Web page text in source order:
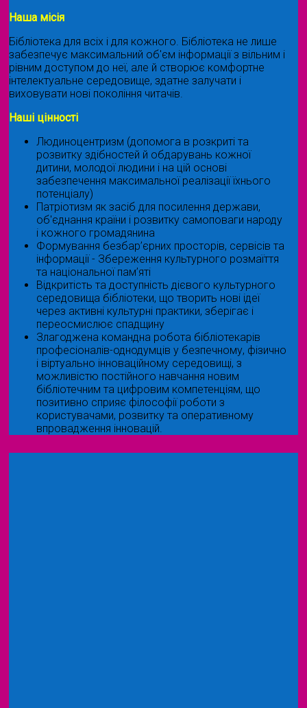
Наша місія
Бібліотека для всіх і для кожного. Бібліотека не лише
забезпечує максимальний об'єм інформації з вільним і
рівним доступом до неї, але й створює комфортне
інтелектуальне середовище, здатне залучати і
виховувати нові покоління читачів.
Наші цінності
Людиноцентризм (допомога в розкриті та
розвитку здібностей й обдарувань кожної
дитини, молодої людини і на цій основі
забезпечення максимальної реалізації їхнього
потенціалу)
Патріотизм як засіб для посилення держави,
об'єднання країни і розвитку самоповаги народу
і кожного громадянина
Формування безбар’єрних просторів, сервісів та
інформації - Збереження культурного розмаїття
та національної пам’яті
Відкритість та доступність дієвого культурного
середовища бібліотеки, що творить нові ідеї
через активні культурні практики, зберігає і
переосмислює спадщину
Злагоджена командна робота бібліотекарів
професіоналів-однодумців у безпечному, фізично
і віртуально інноваційному середовищі, з
можливістю постійного навчання новим
бібліотечним та цифровим компетенціям, що
позитивно сприяє філософії роботи з
користувачами, розвитку та оперативному
впровадження інновацій.